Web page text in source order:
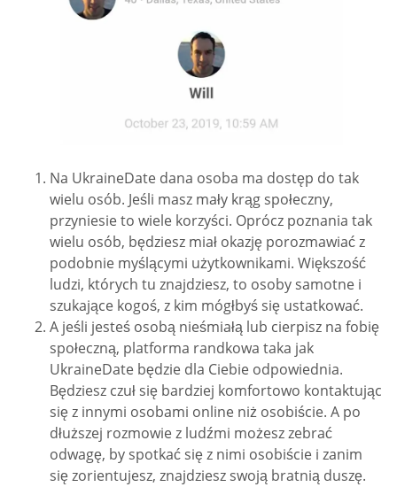
Na UkraineDate dana osoba ma dostęp do tak
wielu osób. Jeśli masz mały krąg społeczny,
przyniesie to wiele korzyści. Oprócz poznania tak
wielu osób, będziesz miał okazję porozmawiać z
podobnie myślącymi użytkownikami. Większość
ludzi, których tu znajdziesz, to osoby samotne i
szukające kogoś, z kim mógłbyś się ustatkować.
A jeśli jesteś osobą nieśmiałą lub cierpisz na fobię
społeczną, platforma randkowa taka jak
UkraineDate będzie dla Ciebie odpowiednia.
Będziesz czuł się bardziej komfortowo kontaktując
się z innymi osobami online niż osobiście. A po
dłuższej rozmowie z ludźmi możesz zebrać
odwagę, by spotkać się z nimi osobiście i zanim
się zorientujesz, znajdziesz swoją bratnią duszę.